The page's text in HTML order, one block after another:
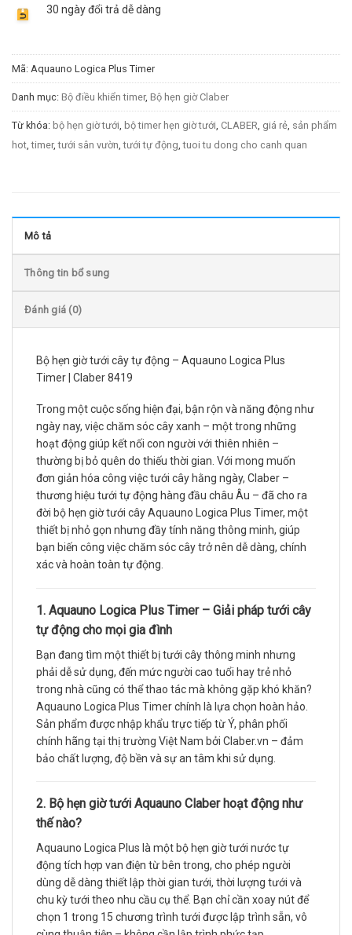
30 ngày đổi trả dễ dàng
Mã: Aquauno Logica Plus Timer
Danh mục: Bộ điều khiển timer, Bộ hẹn giờ Claber
Từ khóa: bộ hẹn giờ tưới, bộ timer hẹn giờ tưới, CLABER, giá rẻ, sản phẩm
hot,timer,tưới sân vườn,tưới tự động,tuoi tu dong cho canh quan
Mô tả
Thông tin bổ sung
Đánh giá (0)
Bộ hẹn giờ tưới cây tự động – Aquauno Logica Plus
Timer | Claber 8419
Trong một cuộc sống hiện đại, bận rộn và năng động như
ngày nay, việc chăm sóc cây xanh – một trong những
hoạt động giúp kết nối con người với thiên nhiên –
thường bị bỏ quên do thiếu thời gian. Với mong muốn
đơn giản hóa công việc tưới cây hằng ngày, Claber –
thương hiệu tưới tự động hàng đầu châu Âu – đã cho ra
đời bộ hẹn giờ tưới cây Aquauno Logica Plus Timer, một
thiết bị nhỏ gọn nhưng đầy tính năng thông minh, giúp
bạn biến công việc chăm sóc cây trở nên dễ dàng, chính
xác và hoàn toàn tự động.
1. Aquauno Logica Plus Timer – Giải pháp tưới cây
tự động cho mọi gia đình
Bạn đang tìm một thiết bị tưới cây thông minh nhưng
phải dễ sử dụng, đến mức người cao tuổi hay trẻ nhỏ
trong nhà cũng có thể thao tác mà không gặp khó khăn?
Aquauno Logica Plus Timer chính là lựa chọn hoàn hảo.
Sản phẩm được nhập khẩu trực tiếp từ Ý, phân phối
chính hãng tại thị trường Việt Nam bởi Claber.vn – đảm
bảo chất lượng, độ bền và sự an tâm khi sử dụng.
2. Bộ hẹn giờ tưới Aquauno Claber hoạt động như
thế nào?
Aquauno Logica Plus là một bộ hẹn giờ tưới nước tự
động tích hợp van điện từ bên trong, cho phép người
dùng dễ dàng thiết lập thời gian tưới, thời lượng tưới và
chu kỳ tưới theo nhu cầu cụ thể. Bạn chỉ cần xoay nút để
chọn 1 trong 15 chương trình tưới được lập trình sẵn, vô